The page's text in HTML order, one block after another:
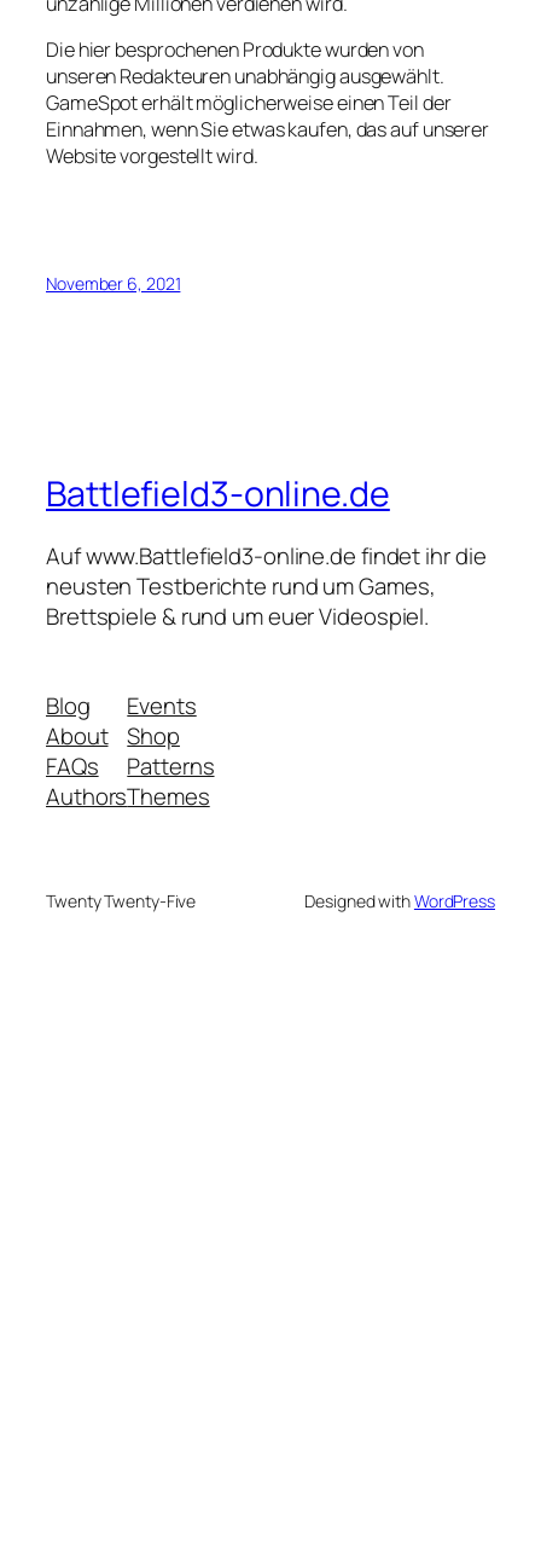
Die hier besprochenen Produkte wurden von
unseren Redakteuren unabhängig ausgewählt.
GameSpot erhält möglicherweise einen Teil der
Einnahmen, wenn Sie etwas kaufen, das auf unserer
Website vorgestellt wird.
November 6, 2021
Battlefield3-online.de
Auf www.Battlefield3-online.de findet ihr die
neusten Testberichte rund um Games,
Brettspiele & rund um euer Videospiel.
Blog
About
FAQs
Authors
Events
Shop
Patterns
Themes
Twenty Twenty-Five Designed withWordPress